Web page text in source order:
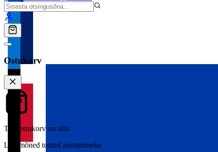
Ostukorv
Teie ostukorv on tühi
Lisa mõned tooted alustamiseks